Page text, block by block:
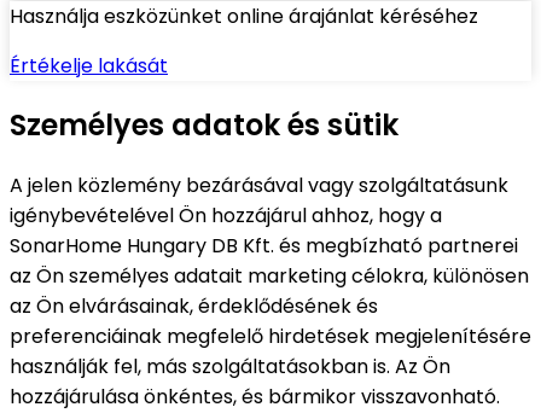
Használja eszközünket online árajánlat kéréséhez
Értékelje lakását
Személyes adatok és sütik
A jelen közlemény bezárásával vagy szolgáltatásunk
igénybevételével Ön hozzájárul ahhoz, hogy a
SonarHome Hungary DB Kft. és megbízható partnerei
az Ön személyes adatait marketing célokra, különösen
az Ön elvárásainak, érdeklődésének és
preferenciáinak megfelelő hirdetések megjelenítésére
használják fel, más szolgáltatásokban is. Az Ön
hozzájárulása önkéntes, és bármikor visszavonható.